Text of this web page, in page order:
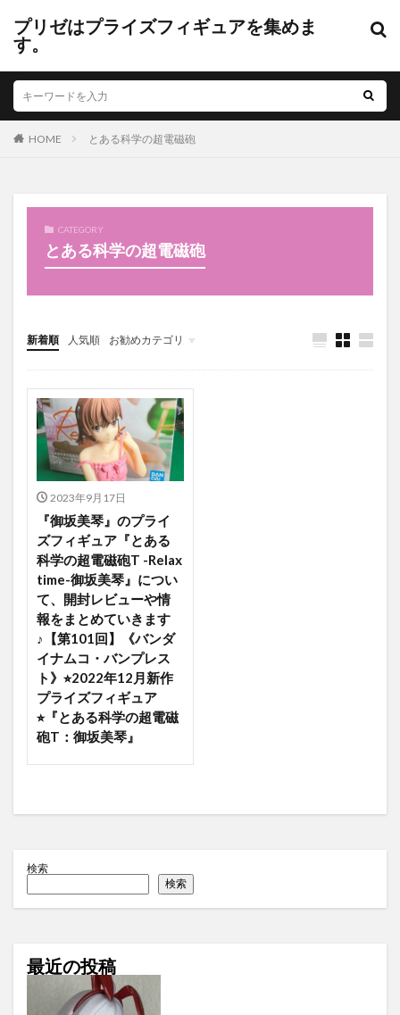
プリゼはプライズフィギュアを集めま
す。
HOME とある科学の超電磁砲
CATEGORY
とある科学の超電磁砲
新着順 人気順 お勧めカテゴリ
未分類
2023年9月17日
『御坂美琴』のプライ
ズフィギュア『とある
科学の超電磁砲T -Relax
time-御坂美琴』につい
て、開封レビューや情
報をまとめていきます
♪【第101回】《バンダ
イナムコ・バンプレス
ト》⭐︎2022年12月新作
プライズフィギュア
⭐︎『とある科学の超電磁
砲T：御坂美琴』
検索
検索
最近の投稿